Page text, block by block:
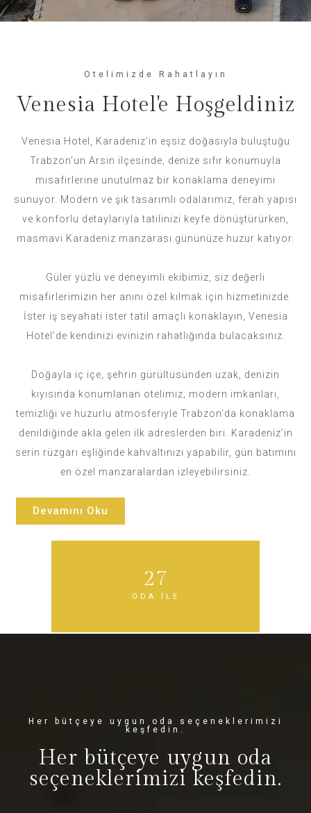
Otelimizde Rahatlayın
Venesia Hotel'e Hoşgeldiniz
Venesia Hotel, Karadeniz’in eşsiz doğasıyla buluştuğu
Trabzon’un Arsin ilçesinde, denize sıfır konumuyla
misafirlerine unutulmaz bir konaklama deneyimi
sunuyor. Modern ve şık tasarımlı odalarımız, ferah yapısı
ve konforlu detaylarıyla tatilinizi keyfe dönüştürürken,
masmavi Karadeniz manzarası gününüze huzur katıyor.
Güler yüzlü ve deneyimli ekibimiz, siz değerli
misafirlerimizin her anını özel kılmak için hizmetinizde.
İster iş seyahati ister tatil amaçlı konaklayın, Venesia
Hotel’de kendinizi evinizin rahatlığında bulacaksınız.
Doğayla iç içe, şehrin gürültüsünden uzak, denizin
kıyısında konumlanan otelimiz; modern imkanları,
temizliği ve huzurlu atmosferiyle Trabzon’da konaklama
denildiğinde akla gelen ilk adreslerden biri. Karadeniz’in
serin rüzgarı eşliğinde kahvaltınızı yapabilir, gün batımını
en özel manzaralardan izleyebilirsiniz.
Devamını Oku
ODA İLE
27
Her bütçeye uygun oda seçeneklerimizi
keşfedin.
Her bütçeye uygun oda
seçeneklerimizi keşfedin.